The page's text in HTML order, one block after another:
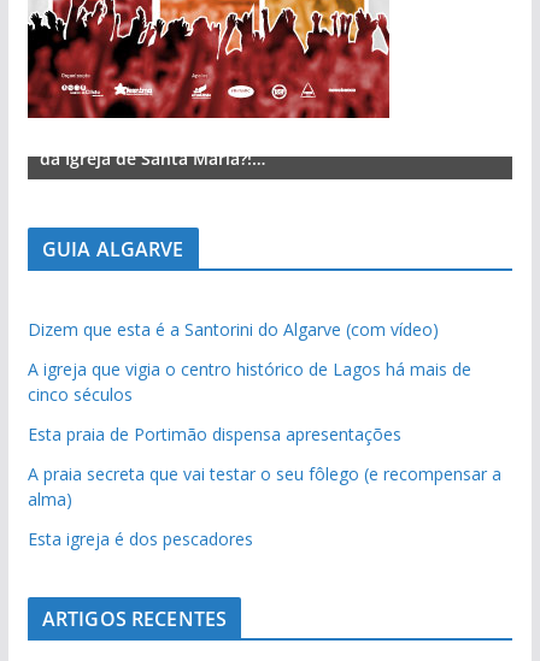
da Igreja de Santa Maria?!…
GUIA ALGARVE
Dizem que esta é a Santorini do Algarve (com vídeo)
A igreja que vigia o centro histórico de Lagos há mais de
cinco séculos
Esta praia de Portimão dispensa apresentações
A praia secreta que vai testar o seu fôlego (e recompensar a
alma)
Esta igreja é dos pescadores
ARTIGOS RECENTES